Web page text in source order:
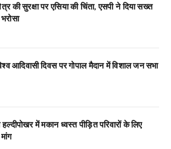
की सुरक्षा पर एसिया की चिंता, एसपी ने दिया सख्त
आदिवासी दिवस पर गोपाल मैदान में विशाल जन सभा
में मकान ध्वस्त पीड़ित परिवारों के लिए